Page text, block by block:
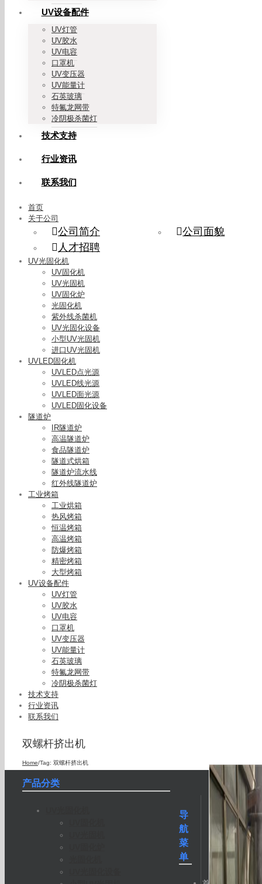
UV设备配件
UV灯管
UV胶水
UV电容
口罩机
UV变压器
UV能量计
石英玻璃
特氟龙网带
冷阴极杀菌灯
技术支持
行业资讯
联系我们
首页
关于公司
公司简介
公司面貌
人才招聘
UV光固化机
UV固化机
UV光固机
UV固化炉
光固化机
紫外线杀菌机
UV光固化设备
小型UV光固机
进口UV光固机
UVLED固化机
UVLED点光源
UVLED线光源
UVLED面光源
UVLED固化设备
隧道炉
IR隧道炉
高温隧道炉
食品隧道炉
隧道式烘箱
隧道炉流水线
红外线隧道炉
工业烤箱
工业烘箱
热风烤箱
恒温烤箱
高温烤箱
防爆烤箱
精密烤箱
大型烤箱
UV设备配件
UV灯管
UV胶水
UV电容
口罩机
UV变压器
UV能量计
石英玻璃
特氟龙网带
冷阴极杀菌灯
技术支持
行业资讯
联系我们
双螺杆挤出机
Home/Tag: 双螺杆挤出机
产品分类
导
航
菜
单